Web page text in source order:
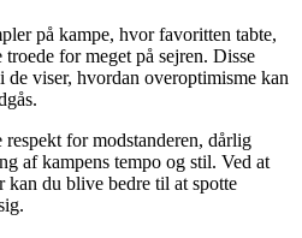
på kampe, hvor favoritten tabte,
for meget på sejren. Disse
viser, hvordan overoptimisme kan
for modstanderen, dårlig
af kampens tempo og stil. Ved at
kan du blive bedre til at spotte